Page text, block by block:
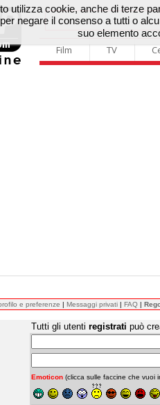
Film TV
e preferenze | Messaggi privati | FAQ |
Tutti gli utenti registrati può
Emoticon (clicca sulle faccine che vuoi
utilizza cookie, anche di terze
negare il consenso a tutti o
suo elemento